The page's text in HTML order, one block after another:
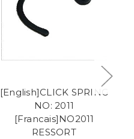
[English]CLICK SPRING
NO: 2011
[Francais]NO2011
RESSORT